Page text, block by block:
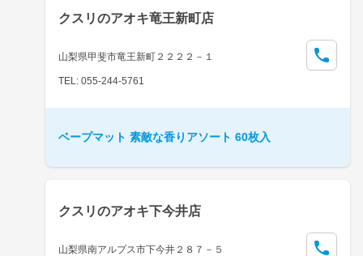
クスリのアオキ竜王新町店
山梨県甲斐市竜王新町２２２２－１
TEL: 055-244-5761
ベープマット 素敵な香りアソート 60枚入
クスリのアオキ下今井店
山梨県南アルプス市下今井２８７－５